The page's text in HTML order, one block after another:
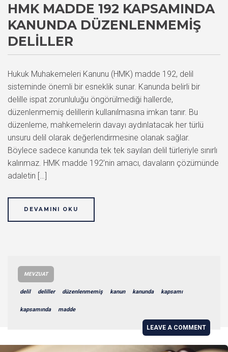
HMK MADDE 192 KAPSAMINDA
KANUNDA DÜZENLENMEMIŞ
DELILLER
Hukuk Muhakemeleri Kanunu (HMK) madde 192, delil
sisteminde önemli bir esneklik sunar. Kanunda belirli bir
delille ispat zorunluluğu öngörülmediği hallerde,
düzenlenmemiş delillerin kullanılmasına imkan tanır. Bu
düzenleme, mahkemelerin davayı aydınlatacak her türlü
unsuru delil olarak değerlendirmesine olanak sağlar.
Böylece sadece kanunda tek tek sayılan delil türleriyle sınırlı
kalınmaz. HMK madde 192’nin amacı, davaların çözümünde
adaletin […]
DEVAMINI OKU
MEVZUAT
delil deliller düzenlenmemiş kanun kanunda kapsamı
kapsamında madde
LEAVE A COMMENT